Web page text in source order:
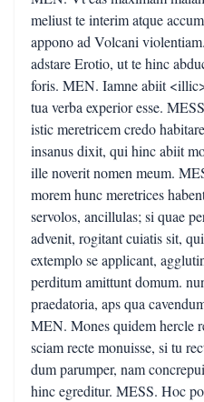
meliust te interim atque
appono ad Volcani
adstare Erotio, ut te hinc
foris. MEN. Iamne abiit
tua verba experior esse.
istic meretricem credo
insanus dixit, qui hinc abiit
ille noverit nomen meum.
morem hunc meretrices
servolos, ancillulas; si quae
advenit, rogitant cuiatis sit,
extemplo se applicant,
perditum amittunt domum.
praedatoria, aps qua
MEN. Mones quidem hercle
sciam recte monuisse, si tu
dum parumper, nam
hinc egreditur. MESS. Hoc